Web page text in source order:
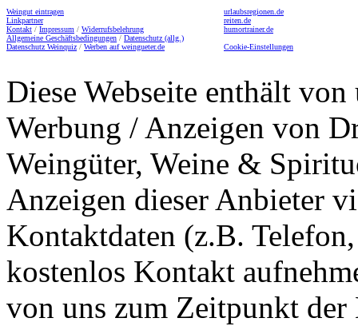
Weingut eintragen
Linkpartner
Kontakt / Impressum / Widerrufsbelehrung
Allgemeine Geschäftsbedingungen / Datenschutz (allg.)
Datenschutz Weinquiz / Werben auf weingueter.de
urlaubsregionen.de
reiten.de
humortrainer.de
Cookie-Einstellungen
Diese Webseite enthält
Werbung / Anzeigen von
Weingüter, Weine &
Anzeigen dieser Anbieter
Kontaktdaten (z.B.
kostenlos Kontakt
von uns zum Zeitpunkt